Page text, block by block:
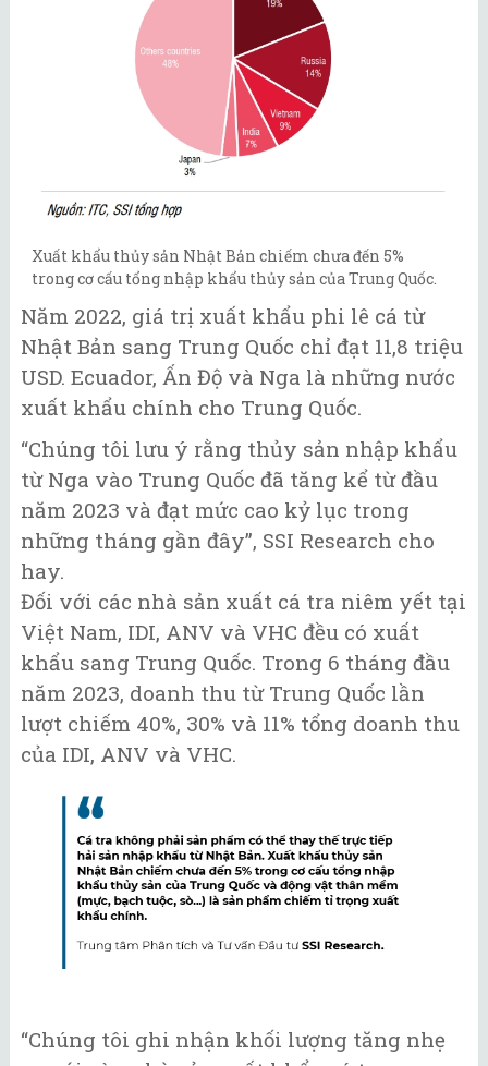
Xuất khẩu thủy sản Nhật Bản chiếm chưa đến 5%
trong cơ cấu tổng nhập khẩu thủy sản của Trung Quốc.
Năm 2022, giá trị xuất khẩu phi lê cá từ
Nhật Bản sang Trung Quốc chỉ đạt 11,8 triệu
USD. Ecuador, Ấn Độ và Nga là những nước
xuất khẩu chính cho Trung Quốc.
“Chúng tôi lưu ý rằng thủy sản nhập khẩu
từ Nga vào Trung Quốc đã tăng kể từ đầu
năm 2023 và đạt mức cao kỷ lục trong
những tháng gần đây”, SSI Research cho
hay.
Đối với các nhà sản xuất cá tra niêm yết tại
Việt Nam, IDI, ANV và VHC đều có xuất
khẩu sang Trung Quốc. Trong 6 tháng đầu
năm 2023, doanh thu từ Trung Quốc lần
lượt chiếm 40%, 30% và 11% tổng doanh thu
của IDI, ANV và VHC.
“Chúng tôi ghi nhận khối lượng tăng nhẹ